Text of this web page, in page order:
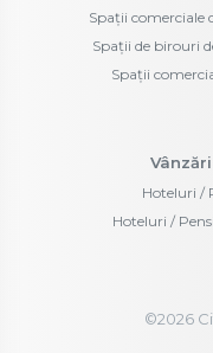
Spații comerciale
Spații de birouri
Spații
Hoteluri /
Hoteluri /
©2026